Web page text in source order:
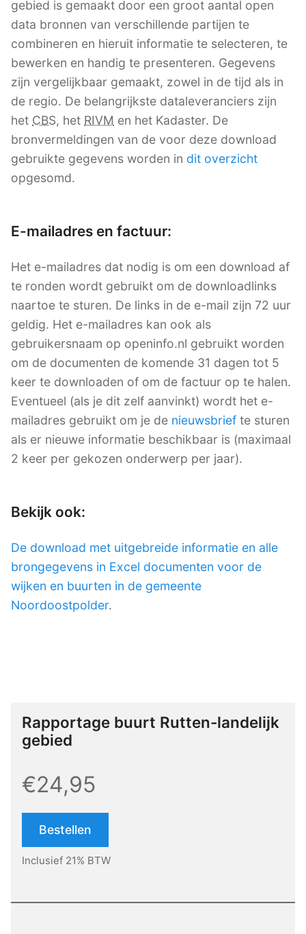
gebied is gemaakt door een groot aantal open
data bronnen van verschillende partijen te
combineren en hieruit informatie te selecteren, te
bewerken en handig te presenteren. Gegevens
zijn vergelijkbaar gemaakt, zowel in de tijd als in
de regio. De belangrijkste dataleveranciers zijn
het CBS, het RIVM en het Kadaster. De
bronvermeldingen van de voor deze download
gebruikte gegevens worden in dit overzicht
opgesomd.
E-mailadres en factuur:
Het e-mailadres dat nodig is om een download af
te ronden wordt gebruikt om de downloadlinks
naartoe te sturen. De links in de e-mail zijn 72 uur
geldig. Het e-mailadres kan ook als
gebruikersnaam op openinfo.nl gebruikt worden
om de documenten de komende 31 dagen tot 5
keer te downloaden of om de factuur op te halen.
Eventueel (als je dit zelf aanvinkt) wordt het e-
mailadres gebruikt om je de nieuwsbrief te sturen
als er nieuwe informatie beschikbaar is (maximaal
2 keer per gekozen onderwerp per jaar).
Bekijk ook:
De download met uitgebreide informatie en alle
brongegevens in Excel documenten voor de
wijken en buurten in de gemeente
Noordoostpolder.
Rapportage buurt Rutten-landelijk
gebied
€24,95
Bestellen
Inclusief 21% BTW